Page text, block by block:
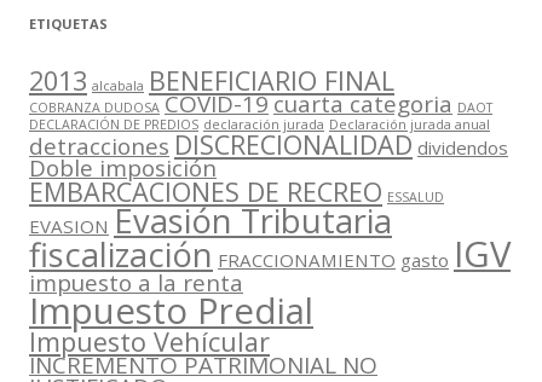
ETIQUETAS
2013 alcabala BENEFICIARIO FINAL
COBRANZA DUDOSA COVID-19cuarta categoria DAOT
DECLARACIÓN DE PREDIOS declaración jurada Declaración jurada anual
detracciones DISCRECIONALIDAD dividendos
Doble imposición
EMBARCACIONES DE RECREO ESSALUD
EVASION Evasión Tributaria
fiscalización FRACCIONAMIENTO gasto IGV
impuesto a la renta
Impuesto Predial
Impuesto Vehícular
INCREMENTO PATRIMONIAL NO